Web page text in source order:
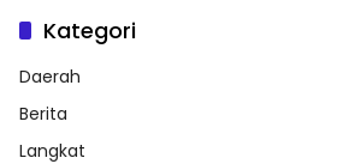
Kategori
Daerah
Berita
Langkat